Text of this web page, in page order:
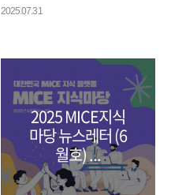
2025.07.31
2025 MICE지식
마당 뉴스레터 (6
월호) ...